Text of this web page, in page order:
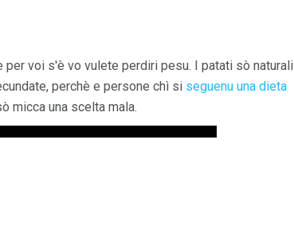
voi s'è vo vulete perdiri pesu. I patati sò naturali
perchè e persone chì si seguenu una dieta
micca una scelta mala.